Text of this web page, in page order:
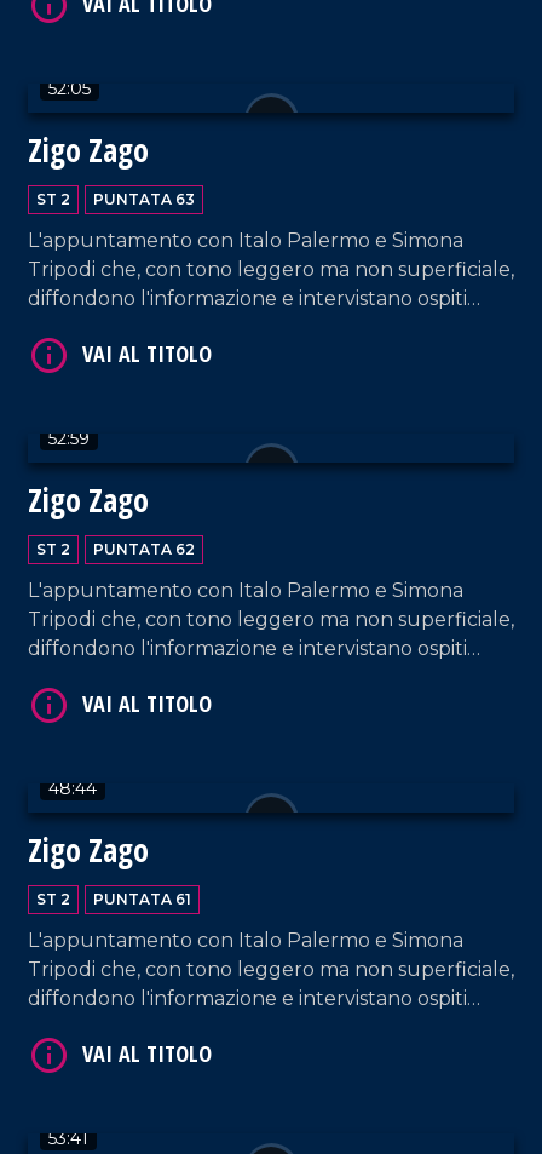
Lamezia Terme.
52:05
Zigo Zago
ST 2 PUNTATA 63
L'appuntamento con Italo Palermo e Simona
Tripodi che, con tono leggero ma non superficiale,
diffondono l'informazione e intervistano ospiti
Lamezia Terme.
52:59
Zigo Zago
ST 2 PUNTATA 62
L'appuntamento con Italo Palermo e Simona
Tripodi che, con tono leggero ma non superficiale,
diffondono l'informazione e intervistano ospiti
Lamezia Terme.
48:44
Zigo Zago
ST 2 PUNTATA 61
L'appuntamento con Italo Palermo e Simona
Tripodi che, con tono leggero ma non superficiale,
diffondono l'informazione e intervistano ospiti
Lamezia Terme.
53:41
VAI AL TITOLO
VAI AL TITOLO
VAI AL TITOLO